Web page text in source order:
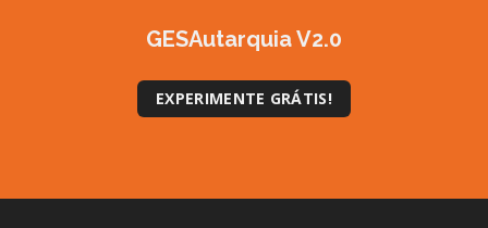
GESAutarquia V2.0
EXPERIMENTE GRÁTIS!